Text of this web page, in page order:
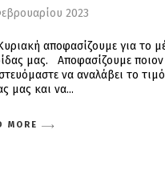
2023
αποφασίζουμε για το
μας. Αποφασίζουμε ποιον
να αναλάβει το
μας και να
MORE